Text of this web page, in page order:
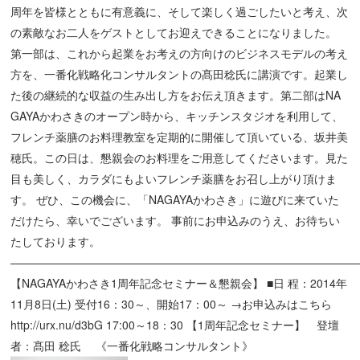
周年を皆様とともに有意義に、そして楽しく過ごしたいと考え、次
の素敵なお二人をゲストとしてお迎えできることになりました。
第一部は、これから起業をお考えの方向けのビジネスモデルの考え
方を、一番化戦略化コンサルタントの髙田稔氏に講演です。起業し
た後の継続的な収益の生み出し方をお伝え頂きます。第二部はNA
GAYAかわさきのオープン時から、キッチンスタジオを利用して、
フレンチ薬膳のお料理教室を定期的に開催して頂いている、坂井美
穂氏。この日は、懇親会のお料理をご用意してくださいます。見た
目も美しく、カラダにもよいフレンチ薬膳をお召し上がり頂けま
す。 ぜひ、この機会に、「NAGAYAかわさき」に遊びに来ていた
だけたら、幸いでございます。 事前にお申込みのうえ、お待ちい
たしております。
【NAGAYAかわさき1周年記念セミナー＆懇親会】 ■日 程：2014年
11月8日(土) 受付16：30～、開始17：00～ →お申込みはこちら
http://urx.nu/d3bG 17:00～18：30 【1周年記念セミナー】 登壇
者：髙田 稔氏 《一番化戦略コンサルタント》